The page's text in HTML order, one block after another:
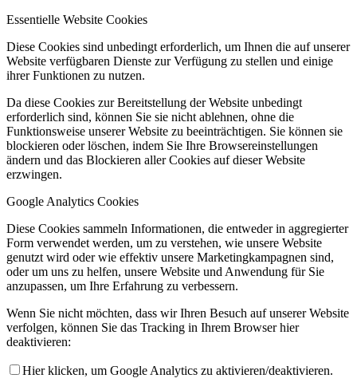
Essentielle Website Cookies
Diese Cookies sind unbedingt erforderlich, um Ihnen die auf unserer
Website verfügbaren Dienste zur Verfügung zu stellen und einige
ihrer Funktionen zu nutzen.
Da diese Cookies zur Bereitstellung der Website unbedingt
erforderlich sind, können Sie sie nicht ablehnen, ohne die
Funktionsweise unserer Website zu beeinträchtigen. Sie können sie
blockieren oder löschen, indem Sie Ihre Browsereinstellungen
ändern und das Blockieren aller Cookies auf dieser Website
erzwingen.
Google Analytics Cookies
Diese Cookies sammeln Informationen, die entweder in aggregierter
Form verwendet werden, um zu verstehen, wie unsere Website
genutzt wird oder wie effektiv unsere Marketingkampagnen sind,
oder um uns zu helfen, unsere Website und Anwendung für Sie
anzupassen, um Ihre Erfahrung zu verbessern.
Wenn Sie nicht möchten, dass wir Ihren Besuch auf unserer Website
verfolgen, können Sie das Tracking in Ihrem Browser hier
deaktivieren:
Hier klicken, um Google Analytics zu aktivieren/deaktivieren.